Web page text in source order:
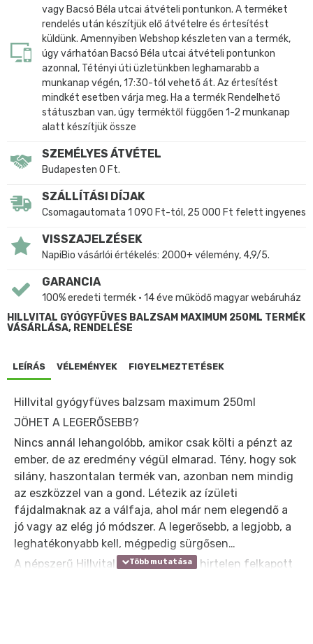
vagy Bacsó Béla utcai átvételi pontunkon. A terméket
rendelés után készítjük elő átvételre és értesítést
küldünk. Amennyiben Webshop készleten van a termék,
úgy várhatóan Bacsó Béla utcai átvételi pontunkon
azonnal, Tétényi úti üzletünkben leghamarabb a
munkanap végén, 17:30-tól vehető át. Az értesítést
mindkét esetben várja meg. Ha a termék Rendelhető
státuszban van, úgy terméktől függően 1-2 munkanap
alatt készítjük össze
SZEMÉLYES ÁTVÉTEL
Budapesten 0 Ft.
SZÁLLÍTÁSI DÍJAK
Csomagautomata 1 090 Ft-tól, 25 000 Ft felett ingyenes
VISSZAJELZÉSEK
NapiBio vásárlói értékelés: 2000+ vélemény, 4,9/5.
GARANCIA
100% eredeti termék • 14 éve működő magyar webáruház
HILLVITAL GYÓGYFÜVES BALZSAM MAXIMUM 250ML TERMÉK
VÁSÁRLÁSA, RENDELÉSE
LEÍRÁS VÉLEMÉNYEK FIGYELMEZTETÉSEK
Hillvital gyógyfüves balzsam maximum 250ml
JÖHET A LEGERŐSEBB?
Nincs annál lehangolóbb, amikor csak költi a pénzt az
ember, de az eredmény végül elmarad. Tény, hogy sok
silány, haszontalan termék van, azonban nem mindig
az eszközzel van a gond. Létezik az ízületi
fájdalmaknak az a válfaja, ahol már nem elegendő a
jó vagy az elég jó módszer. A legerősebb, a legjobb, a
leghatékonyabb kell, mégpedig sürgősen…
A népszerű Hillvital Mesterbalzsam hirtelen felkapott